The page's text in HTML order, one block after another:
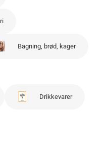
Bagning, brød, kager
Drikkevarer